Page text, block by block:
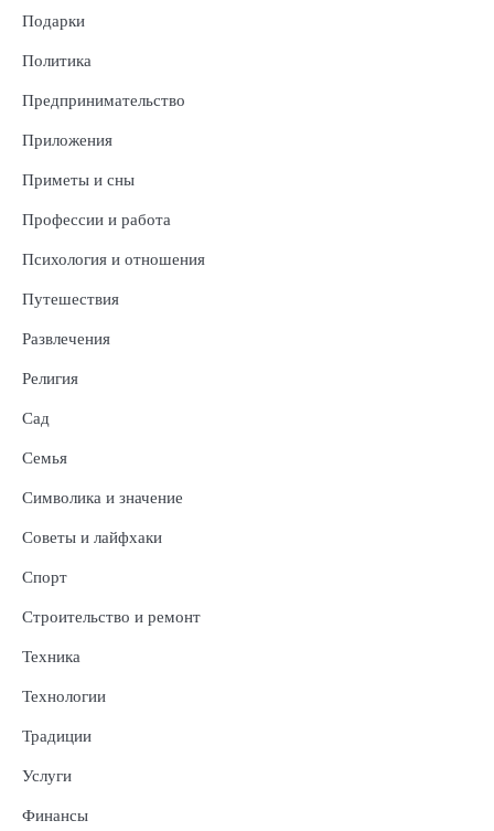
Подарки
Политика
Предпринимательство
Приложения
Приметы и сны
Профессии и работа
Психология и отношения
Путешествия
Развлечения
Религия
Сад
Семья
Символика и значение
Советы и лайфхаки
Спорт
Строительство и ремонт
Техника
Технологии
Традиции
Услуги
Финансы